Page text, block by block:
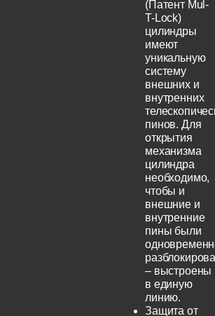
(Патент Mul-
T-Lock)
цилиндры
имеют
уникальную
систему
внешних и
внутренних
пинов. Для
открытия
механизма
цилиндра
необходимо,
чтобы и
внешние и
внутренние
пины были
– выстроены
в единую
линию.
Защита от